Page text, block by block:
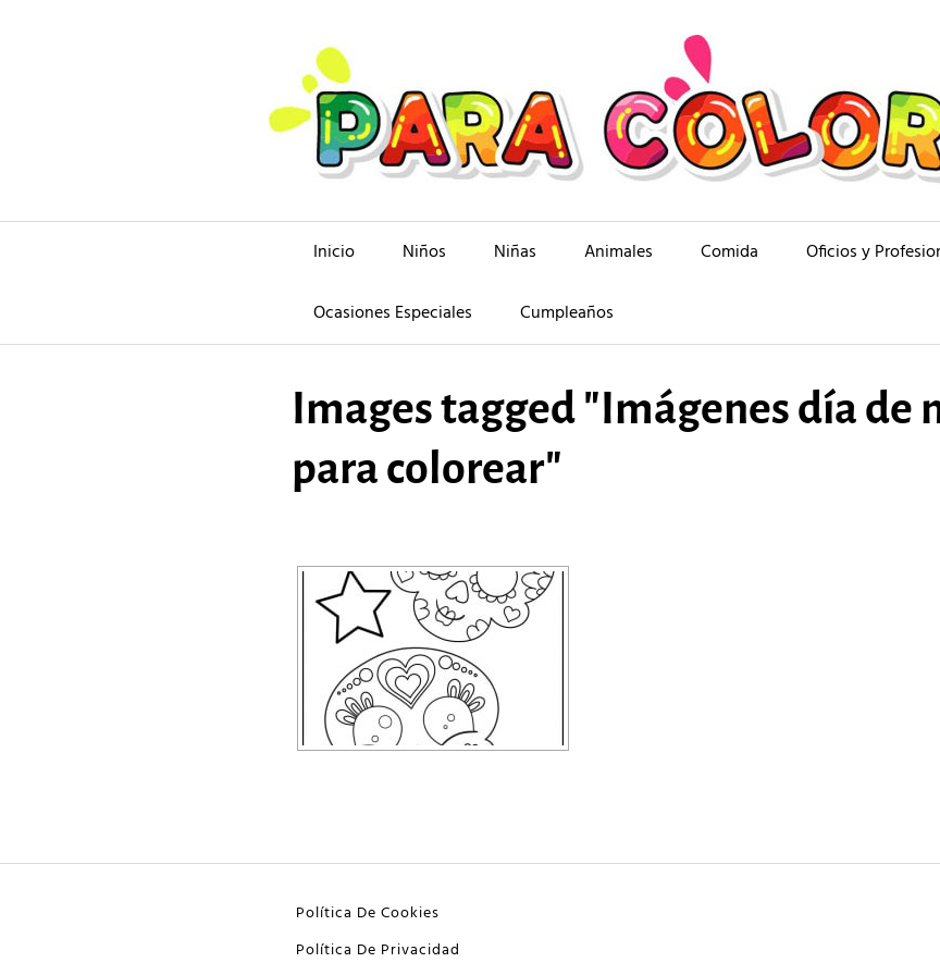
Inicio Niños Niñas Animales Comida Oficios y
Ocasiones Especiales Cumpleaños
Images tagged "Imágenes día de
para colorear"
Política De Cookies
Política De Privacidad